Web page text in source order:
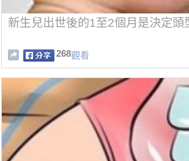
新生兒出世後的1至2個月是決定頭
268觀看